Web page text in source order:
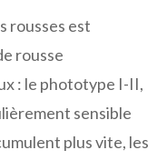
rousses est
rousse
: le phototype I-II,
sensible
plus vite, les